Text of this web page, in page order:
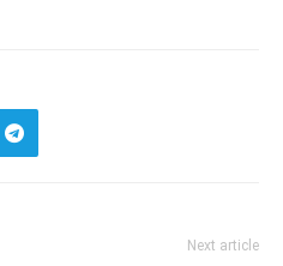
Next article